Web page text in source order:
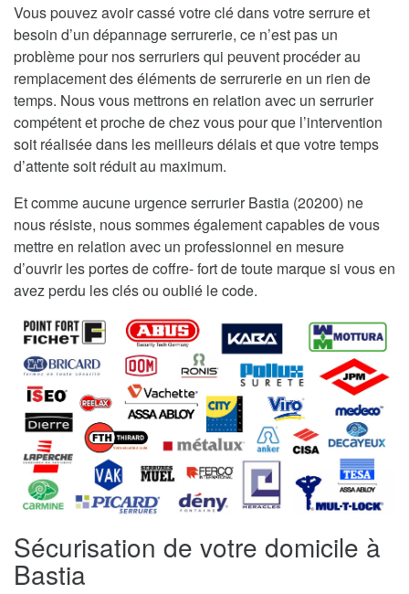
Vous pouvez avoir cassé votre clé dans votre serrure et
besoin d’un dépannage serrurerie, ce n’est pas un
problème pour nos serruriers qui peuvent procéder au
remplacement des éléments de serrurerie en un rien de
temps. Nous vous mettrons en relation avec un serrurier
compétent et proche de chez vous pour que l’intervention
soit réalisée dans les meilleurs délais et que votre temps
d’attente soit réduit au maximum.
Et comme aucune urgence serrurier Bastia (20200) ne
nous résiste, nous sommes également capables de vous
mettre en relation avec un professionnel en mesure
d’ouvrir les portes de coffre- fort de toute marque si vous en
avez perdu les clés ou oublié le code.
Sécurisation de votre domicile à
Bastia